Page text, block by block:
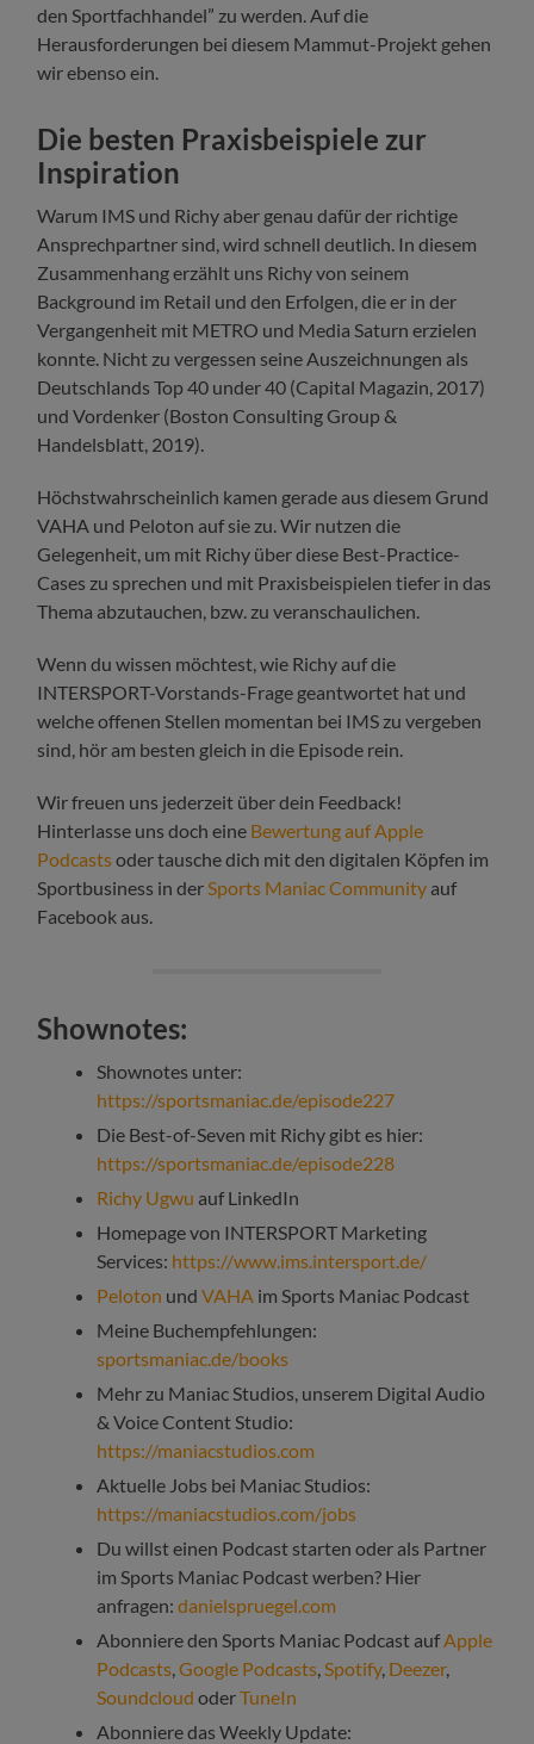
den Sportfachhandel” zu werden. Auf die
Herausforderungen bei diesem Mammut-Projekt gehen
wir ebenso ein.
Die besten Praxisbeispiele zur
Inspiration
Warum IMS und Richy aber genau dafür der richtige
Ansprechpartner sind, wird schnell deutlich. In diesem
Zusammenhang erzählt uns Richy von seinem
Background im Retail und den Erfolgen, die er in der
Vergangenheit mit METRO und Media Saturn erzielen
konnte. Nicht zu vergessen seine Auszeichnungen als
Deutschlands Top 40 under 40 (Capital Magazin, 2017)
und Vordenker (Boston Consulting Group &
Handelsblatt, 2019).
Höchstwahrscheinlich kamen gerade aus diesem Grund
VAHA und Peloton auf sie zu. Wir nutzen die
Gelegenheit, um mit Richy über diese Best-Practice-
Cases zu sprechen und mit Praxisbeispielen tiefer in das
Thema abzutauchen, bzw. zu veranschaulichen.
Wenn du wissen möchtest, wie Richy auf die
INTERSPORT-Vorstands-Frage geantwortet hat und
welche offenen Stellen momentan bei IMS zu vergeben
sind, hör am besten gleich in die Episode rein.
Wir freuen uns jederzeit über dein Feedback!
Hinterlasse uns doch eine Bewertung auf Apple
Podcastsoder tausche dich mit den digitalen Köpfen im
Sportbusiness in derSports Maniac Community auf
Facebook aus.
Shownotes:
Shownotes unter:
https://sportsmaniac.de/episode227
Die Best-of-Seven mit Richy gibt es hier:
https://sportsmaniac.de/episode228
Richy Ugwu auf LinkedIn
Homepage von INTERSPORT Marketing
Services: https://www.ims.intersport.de/
Peloton undVAHA im Sports Maniac Podcast
Meine Buchempfehlungen:
sportsmaniac.de/books
Mehr zu Maniac Studios, unserem Digital Audio
& Voice Content Studio:
https://maniacstudios.com
Aktuelle Jobs bei Maniac Studios:
https://maniacstudios.com/jobs
Du willst einen Podcast starten oder als Partner
im Sports Maniac Podcast werben? Hier
anfragen:danielspruegel.com
Abonniere den Sports Maniac Podcast aufApple
Podcasts,Google Podcasts,Spotify, Deezer,
Soundcloud oderTuneIn
Abonniere das Weekly Update: